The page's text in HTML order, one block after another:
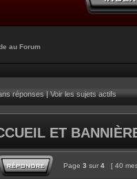
au Forum
réponses|Voir les sujets actifs
ET
Page 3 sur 4 [ 40